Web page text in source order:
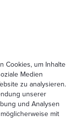
Cookies, um Inhalte
Medien
zu analysieren.
unserer
und Analysen
mit